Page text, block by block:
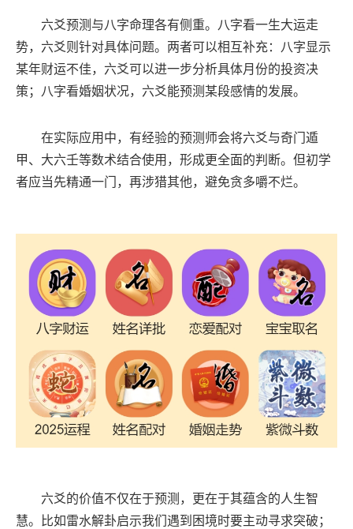
六爻预测与八字命理各有侧重。八字看一生大运走
势，六爻则针对具体问题。两者可以相互补充：八字显示
某年财运不佳，六爻可以进一步分析具体月份的投资决
策；八字看婚姻状况，六爻能预测某段感情的发展。
在实际应用中，有经验的预测师会将六爻与奇门遁
甲、大六壬等数术结合使用，形成更全面的判断。但初学
者应当先精通一门，再涉猎其他，避免贪多嚼不烂。
六爻的价值不仅在于预测，更在于其蕴含的人生智
慧。比如雷水解卦启示我们遇到困境时要主动寻求突破；